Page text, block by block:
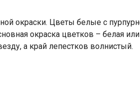
окраски. Цветы белые с
окраска цветков – белая или
а край лепестков волнистый.